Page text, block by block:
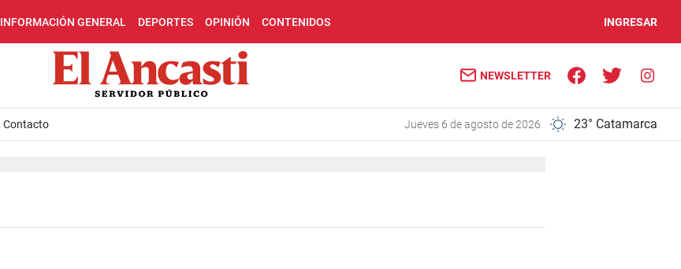
INFORMACIÓN GENERAL DEPORTES OPINIÓN CONTENIDOS INGRESAR
NEWSLETTER
Contacto jueves 6 de agosto de 2026 23° Catamarca